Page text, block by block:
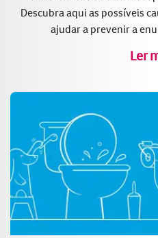
Descubra aqui as possíveis
ajudar a prevenir a
Ler